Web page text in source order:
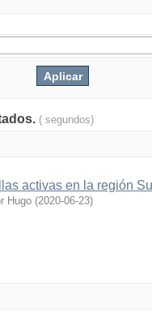
( segundos)
activas en la región
Hugo (2020-06-23)